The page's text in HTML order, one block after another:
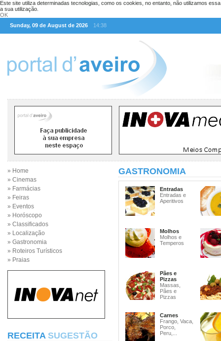
Este site utiliza determinadas tecnologias, como os cookies, no entanto, não utilizamos
a sua utilização.
OK
Sunday, 09 de August de 2026
14:38
» Home
» Cinemas
» Farmácias
» Feiras
» Eventos
» Horóscopo
» Classificados
» Localização
» Gastronomia
» Roteiros Turísticos
» Praias
RECEITA SUGESTÃO
GASTRONOMIA
Entradas
Entradas e
Aperitivos
Molhos
Molhos e
Temperos
Pães e
Pizzas
Massas,
Pães e
Pizzas
Carnes
Frango, Vaca,
Porco,
Peru,...